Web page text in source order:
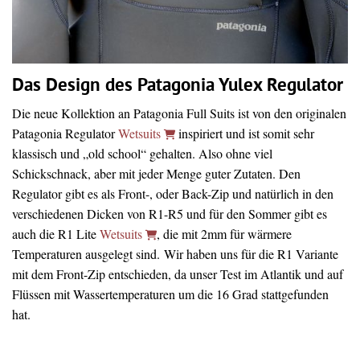
Das Design des Patagonia Yulex Regulator
Die neue Kollektion an Patagonia Full Suits ist von den originalen
Patagonia RegulatorWetsuits
inspiriert und ist somit sehr
klassisch und „old school“ gehalten. Also ohne viel
Schickschnack, aber mit jeder Menge guter Zutaten. Den
Regulator gibt es als Front-, oder Back-Zip und natürlich in den
verschiedenen Dicken von R1-R5 und für den Sommer gibt es
auch die R1 LiteWetsuits
, die mit 2mm für wärmere
Temperaturen ausgelegt sind. Wir haben uns für die R1 Variante
mit dem Front-Zip entschieden, da unser Test im Atlantik und auf
Flüssen mit Wassertemperaturen um die 16 Grad stattgefunden
hat.